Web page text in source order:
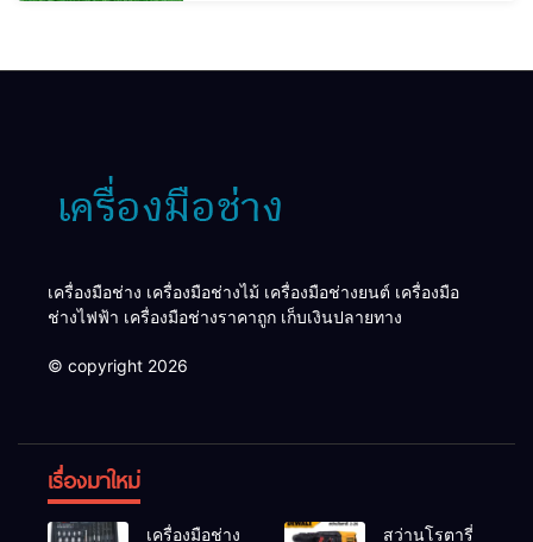
เครื่องมือช่าง เครื่องมือช่างไม้ เครื่องมือช่างยนต์ เครื่องมือ
ช่างไฟฟ้า เครื่องมือช่างราคาถูก เก็บเงินปลายทาง
© copyright 2026
เรื่องมาใหม่
เครื่องมือช่าง
สว่านโรตารี่